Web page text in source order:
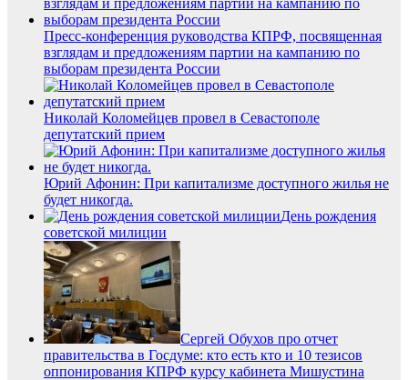
Пресс-конференция руководства КПРФ, посвященная
взглядам и предложениям партии на кампанию по
выборам президента России
Николай Коломейцев провел в Севастополе
депутатский прием
Юрий Афонин: При капитализме доступного жилья не
будет никогда.
День рождения
советской милиции
Сергей Обухов про отчет
правительства в Госдуме: кто есть кто и 10 тезисов
оппонирования КПРФ курсу кабинета Мишустина